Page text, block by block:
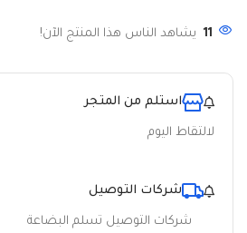
11 يشاهد الناس هذا المنتج الآن!
استلم من المتجر
لالتقاط اليوم
شركات التوصيل
شركات التوصيل تسلم البضاعة